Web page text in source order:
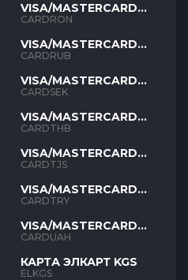
VISA/MASTERCARD
RON
CARDRON
VISA/MASTERCARD
RUB
CARDRUB
VISA/MASTERCARD
SEK
CARDSEK
VISA/MASTERCARD
THB
CARDTHB
VISA/MASTERCARD
TJS
CARDTJS
VISA/MASTERCARD
TYR
CARDTRY
VISA/MASTERCARD
UAH
CARDUAH
КАРТА ЭЛКАРТ KGS
ELKGS